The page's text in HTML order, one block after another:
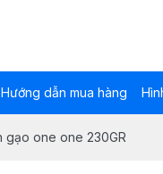
Hướng dẫn mua hàng
gạo one one 230GR